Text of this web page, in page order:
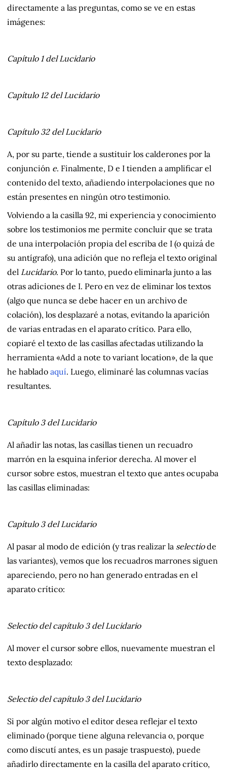
directamente a las preguntas, como se ve en estas
imágenes:
Capítulo 1 del Lucidario
Capítulo 12 del Lucidario
Capítulo 32 del Lucidario
A, por su parte, tiende a sustituir los calderones por la
conjunción e. Finalmente, D e I tienden a amplificar el
contenido del texto, añadiendo interpolaciones que no
están presentes en ningún otro testimonio.
Volviendo a la casilla 92, mi experiencia y conocimiento
sobre los testimonios me permite concluir que se trata
de una interpolación propia del escriba de I (o quizá de
su antígrafo), una adición que no refleja el texto original
del Lucidario. Por lo tanto, puedo eliminarla junto a las
otras adiciones de I. Pero en vez de eliminar los textos
(algo que nunca se debe hacer en un archivo de
colación), los desplazaré a notas, evitando la aparición
de varias entradas en el aparato crítico. Para ello,
copiaré el texto de las casillas afectadas utilizando la
herramienta «Add a note to variant location», de la que
he hablado aquí. Luego, eliminaré las columnas vacías
resultantes.
Capítulo 3 del Lucidario
Al añadir las notas, las casillas tienen un recuadro
marrón en la esquina inferior derecha. Al mover el
cursor sobre estos, muestran el texto que antes ocupaba
las casillas eliminadas:
Capítulo 3 del Lucidario
Al pasar al modo de edición (y tras realizar la selectiode
las variantes), vemos que los recuadros marrones siguen
apareciendo, pero no han generado entradas en el
aparato crítico:
Selectio del capítulo 3 del Lucidario
Al mover el cursor sobre ellos, nuevamente muestran el
texto desplazado:
Selectio del capítulo 3 del Lucidario
Si por algún motivo el editor desea reflejar el texto
eliminado (porque tiene alguna relevancia o, porque
como discutí antes, es un pasaje traspuesto), puede
añadirlo directamente en la casilla del aparato crítico,